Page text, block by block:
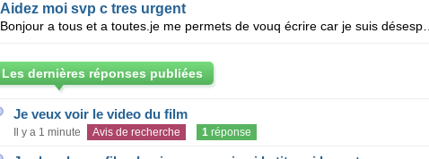
Aidez moi svp c tres urgent
Bonjour a tous et a toutes.je me permets de vouq écrire car je suis désespérée. Je suis vraiment dan
Les dernières réponses publiées
Je veux voir le video du film
Il y a 1 minute Avis de recherche 1réponse